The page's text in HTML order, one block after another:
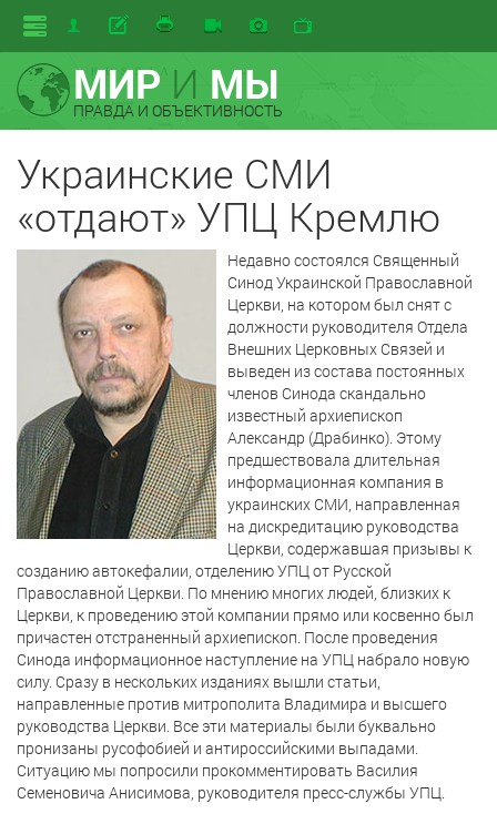
МИРИ МЫ
ПРАВДА И ОБЪЕКТИВНОСТЬ
Украинские СМИ
«отдают» УПЦ Кремлю
Недавно состоялся Священный
Синод Украинской Православной
Церкви, на котором был снят с
должности руководителя Отдела
Внешних Церковных Связей и
выведен из состава постоянных
членов Синода скандально
известный архиепископ
Александр (Драбинко). Этому
предшествовала длительная
информационная компания в
украинских СМИ, направленная
на дискредитацию руководства
Церкви, содержавшая призывы к
созданию автокефалии, отделению УПЦ от Русской
Православной Церкви. По мнению многих людей, близких к
Церкви, к проведению этой компании прямо или косвенно был
причастен отстраненный архиепископ. После проведения
Синода информационное наступление на УПЦ набрало новую
силу. Сразу в нескольких изданиях вышли статьи,
направленные против митрополита Владимира и высшего
руководства Церкви. Все эти материалы были буквально
пронизаны русофобией и антироссийскими выпадами.
Ситуацию мы попросили прокомментировать Василия
Семеновича Анисимова, руководителя пресс-службы УПЦ.